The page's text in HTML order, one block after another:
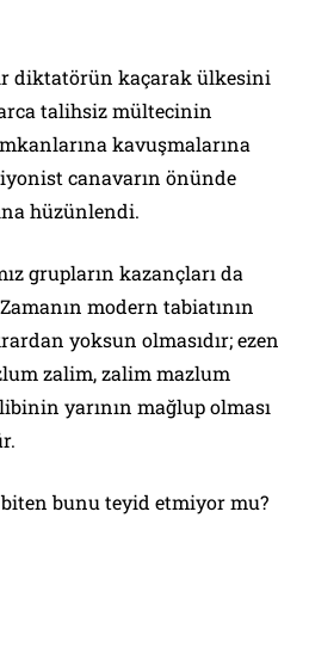
diktatörün kaçarak ülkesini
talihsiz mültecinin
kavuşmalarına
canavarın önünde
hüzünlendi.
grupların kazançları da
modern tabiatının
yoksun olmasıdır; ezen
zalim, zalim mazlum
yarının mağlup olması
bunu teyid etmiyor mu?